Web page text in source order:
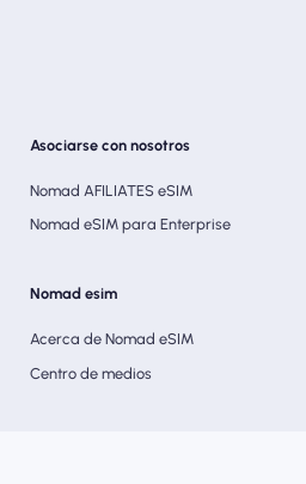
Asociarse con nosotros
Nomad AFILIATES eSIM
Nomad eSIM para Enterprise
Nomad esim
Acerca de Nomad eSIM
Centro de medios